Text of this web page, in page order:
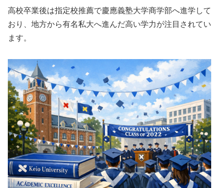
高校卒業後は指定校推薦で慶應義塾大学商学部へ進学して
おり、地方から有名私大へ進んだ高い学力が注目されてい
ます。